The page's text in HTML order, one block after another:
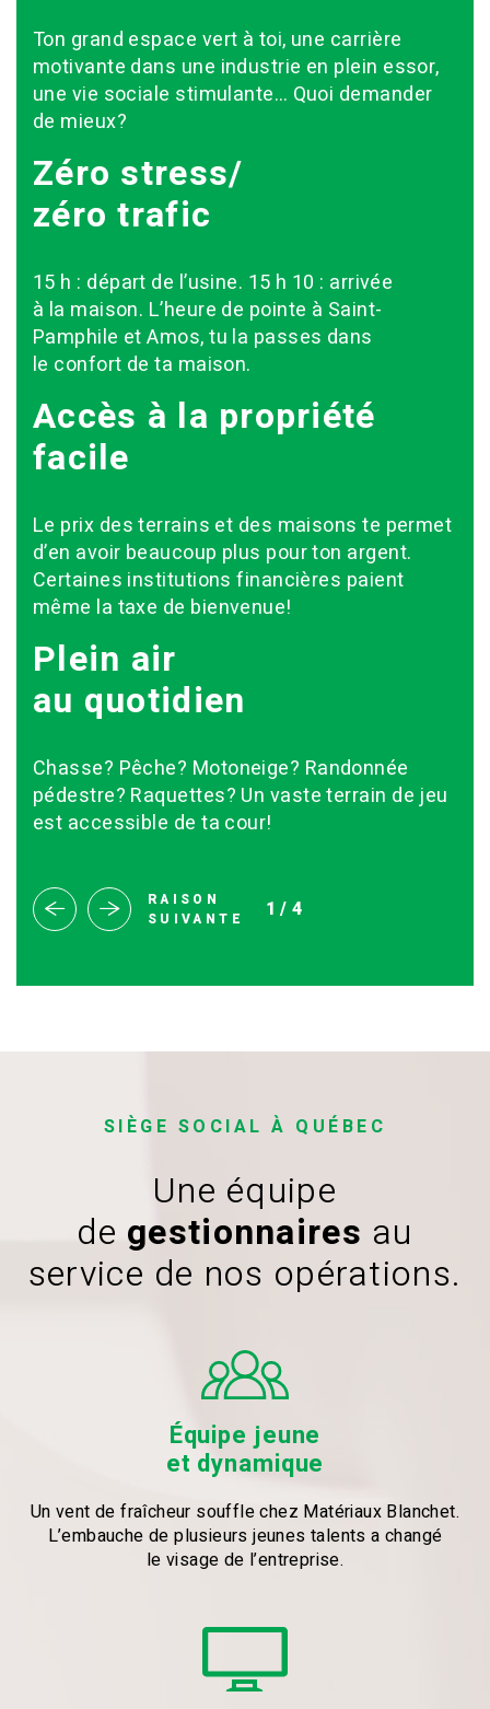
Ton grand espace vert à toi, une carrière
motivante dans une industrie en plein essor,
une vie sociale stimulante… Quoi demander
de mieux?
Zéro stress/
zéro trafic
15 h : départ de l’usine. 15 h 10 : arrivée
à la maison. L’heure de pointe à Saint-
Pamphile et Amos, tu la passes dans
le confort de ta maison.
Accès à la propriété
facile
Le prix des terrains et des maisons te permet
d’en avoir beaucoup plus pour ton argent.
Certaines institutions financières paient
même la taxe de bienvenue!
Plein air
au quotidien
Chasse? Pêche? Motoneige? Randonnée
pédestre? Raquettes? Un vaste terrain de jeu
est accessible de ta cour!
RAISON
SUIVANTE
1/4
SIÈGE SOCIAL À QUÉBEC
Une équipe
de gestionnaires au
service de nos opérations.
Équipe jeune
et dynamique
Un vent de fraîcheur souffle chez Matériaux Blanchet.
L’embauche de plusieurs jeunes talents a changé
le visage de l’entreprise.